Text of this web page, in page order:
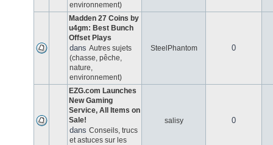
environnement)
Madden 27 Coins by
u4gm: Best Bunch
Offset Plays
dans Autres sujets
(chasse, pêche,
nature,
environnement)
SteelPhantom 0
EZG.com Launches
New Gaming
Service, All Items on
Sale!
dans Conseils, trucs
et astuces sur les
salisy 0